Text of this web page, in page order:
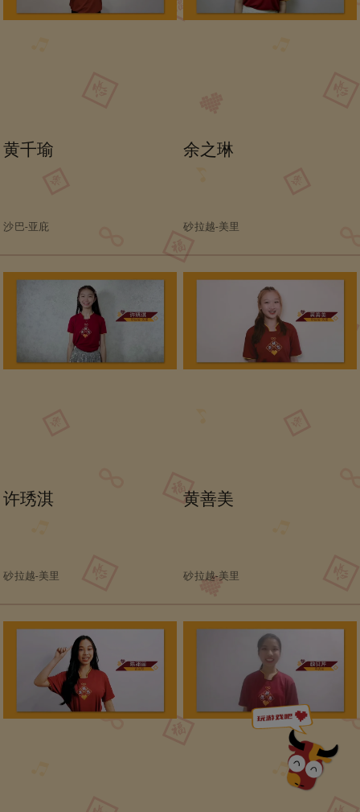
黄千瑜
沙巴-亚庇
余之琳
砂拉越-美里
许琇淇
砂拉越-美里
黄善美
砂拉越-美里